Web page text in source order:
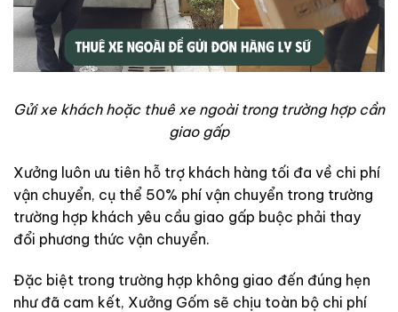
Gửi xe khách hoặc thuê xe ngoài trong trường hợp cần
giao gấp
Xưởng luôn ưu tiên hỗ trợ khách hàng tối đa về chi phí
vận chuyển, cụ thể 50% phí vận chuyển trong trường
trường hợp khách yêu cầu giao gấp buộc phải thay
đổi phương thức vận chuyển.
Đặc biệt trong trường hợp không giao đến đúng hẹn
như đã cam kết, Xưởng Gốm sẽ chịu toàn bộ chi phí